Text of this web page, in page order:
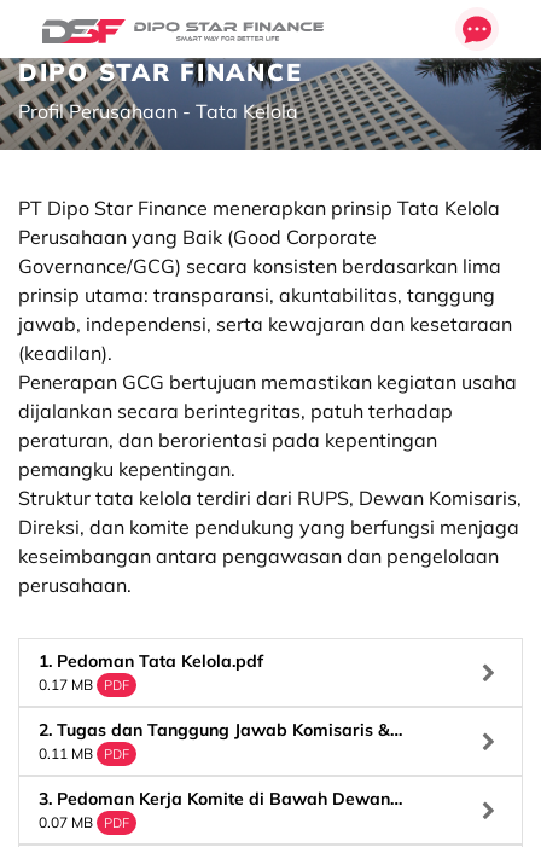
DIPO STAR FINANCE
Profil Perusahaan - Tata Kelola
PT Dipo Star Finance menerapkan prinsip Tata Kelola
Perusahaan yang Baik (Good Corporate
Governance/GCG) secara konsisten berdasarkan lima
prinsip utama: transparansi, akuntabilitas, tanggung
jawab, independensi, serta kewajaran dan kesetaraan
(keadilan).
Penerapan GCG bertujuan memastikan kegiatan usaha
dijalankan secara berintegritas, patuh terhadap
peraturan, dan berorientasi pada kepentingan
pemangku kepentingan.
Struktur tata kelola terdiri dari RUPS, Dewan Komisaris,
Direksi, dan komite pendukung yang berfungsi menjaga
keseimbangan antara pengawasan dan pengelolaan
perusahaan.
1. Pedoman Tata Kelola.pdf
0.17 MB PDF
2. Tugas dan Tanggung Jawab Komisaris &
Direksi.pdf
0.11 MB PDF
3. Pedoman Kerja Komite di Bawah Dewan
Komisaris.pdf
0.07 MB PDF